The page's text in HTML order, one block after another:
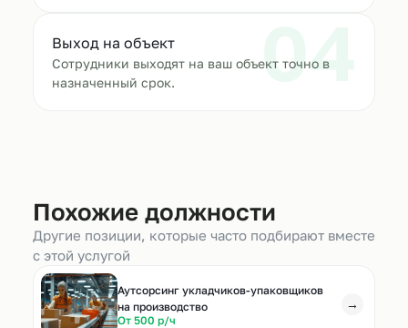
04
Выход на объект
Сотрудники выходят на ваш объект точно в
назначенный срок.
Похожие должности
Другие позиции, которые часто подбирают вместе
с этой услугой
Аутсорсинг укладчиков-упаковщиков
на производство
От 500 р/ч
→